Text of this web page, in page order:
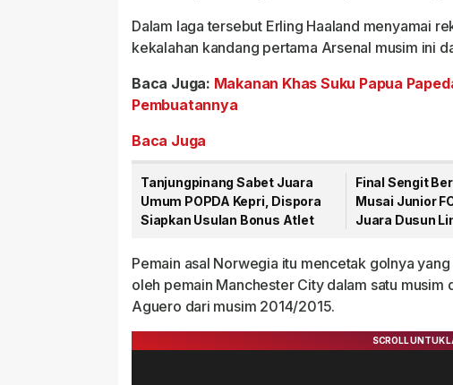
Dalam laga tersebut Erling Haaland menyamai
kekalahan kandang pertama Arsenal musim ini
Baca Juga: Makanan Khas Suku Papua
Pembuatannya
Baca Juga
Tanjungpinang Sabet Juara
Umum POPDA Kepri, Dispora
Siapkan Usulan Bonus Atlet
Final Sengit
Musai Junior
Juara Dusun
Pemain asal Norwegia itu mencetak golnya
oleh pemain Manchester City dalam satu
Aguero dari musim 2014/2015.